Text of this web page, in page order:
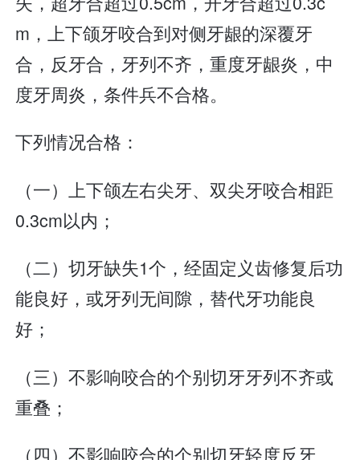
m，上下颌牙咬合到对侧牙龈的深覆牙
合，反牙合，牙列不齐，重度牙龈炎，中
度牙周炎，条件兵不合格。
下列情况合格：
（一）上下颌左右尖牙、双尖牙咬合相距
0.3cm以内；
（二）切牙缺失1个，经固定义齿修复后功
能良好，或牙列无间隙，替代牙功能良
好；
（三）不影响咬合的个别切牙牙列不齐或
重叠；
（四）不影响咬合的个别切牙轻度反牙